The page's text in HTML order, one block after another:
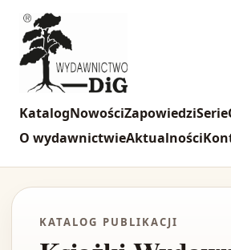
KatalogNowościZapowiedziSerie
O wydawnictwieAktualności
KATALOG PUBLIKACJI